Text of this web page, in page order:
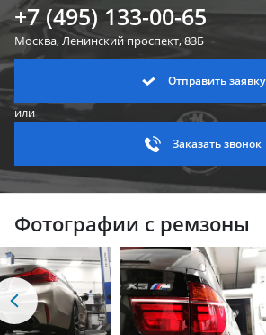
+7 (495) 133-00-65
Москва, Ленинскийпроспект, 83Б
Отправить заявку
или
Заказать звонок
Фотографии с ремзоны